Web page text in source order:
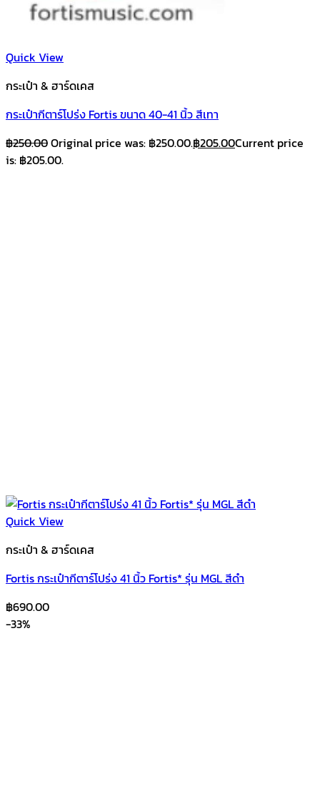
Quick View
กระเป๋า & ฮาร์ดเคส
กระเป๋ากีตาร์โปร่ง Fortis ขนาด 40-41 นิ้ว สีเทา
฿250.00Original price was: ฿250.00.฿205.00Current price
is: ฿205.00.
Quick View
กระเป๋า & ฮาร์ดเคส
Fortis กระเป๋ากีตาร์โปร่ง 41 นิ้ว Fortis* รุ่น MGL สีดำ
฿690.00
-33%